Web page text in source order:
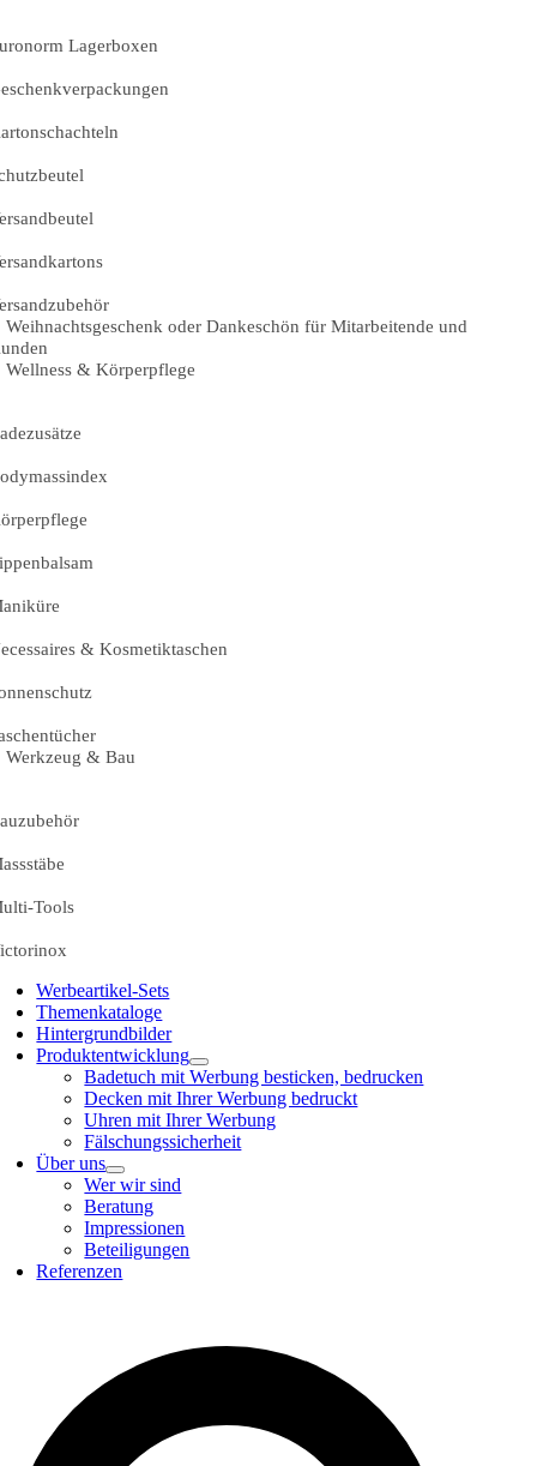
Lagerboxen
Weihnachtsgeschenk oder Dankeschön für Mitarbeitende und
Wellness & Körperpflege
& Kosmetiktaschen
Werkzeug & Bau
Tools
Werbeartikel-Sets
Themenkataloge
Hintergrundbilder
Produktentwicklung
Badetuch mit Werbung besticken, bedrucken
Decken mit Ihrer Werbung bedruckt
Uhren mit Ihrer Werbung
Fälschungssicherheit
Über uns
Wer wir sind
Beratung
Impressionen
Beteiligungen
Referenzen